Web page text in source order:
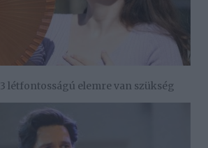
létfontosságú elemre van szükség